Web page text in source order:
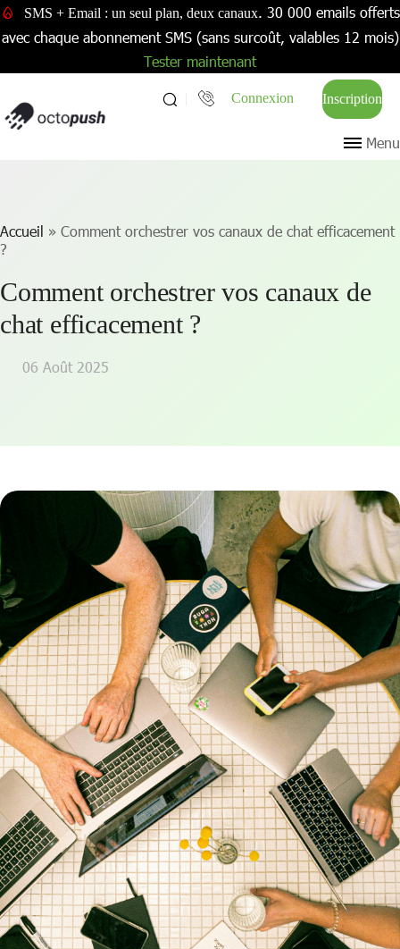
SMS + Email : un seul plan, deux canaux. 30 000 emails offerts
avec chaque abonnement SMS (sans surcoût, valables 12 mois)
Tester maintenant
Connexion Inscription
Menu
Accueil » Comment orchestrer vos canaux de chat efficacement
?
Comment orchestrer vos canaux de
chat efficacement ?
06 Août 2025